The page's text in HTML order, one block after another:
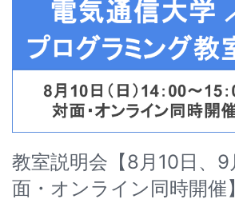
教室説明会【8月10日、
面・オンライン同時開催】